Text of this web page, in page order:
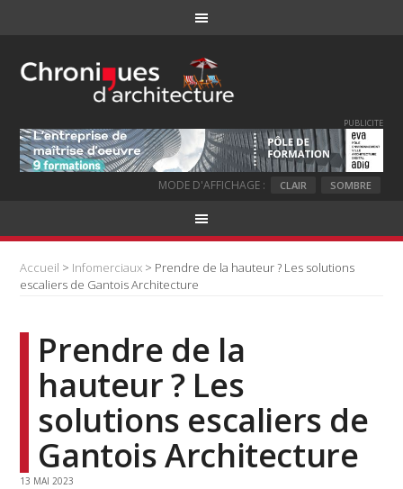
PUBLICITE
MODE D'AFFICHAGE : CLAIR SOMBRE
Accueil > Infomerciaux > Prendre de la hauteur ? Les solutions
escaliers de Gantois Architecture
Prendre de la
hauteur ? Les
solutions escaliers de
Gantois Architecture
13 MAI 2023